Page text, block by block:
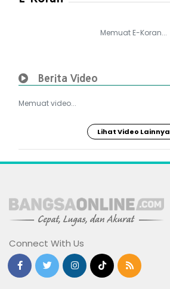
Memuat E-Koran...
Berita Video
Memuat video...
Lihat Video Lainnya
Connect With Us